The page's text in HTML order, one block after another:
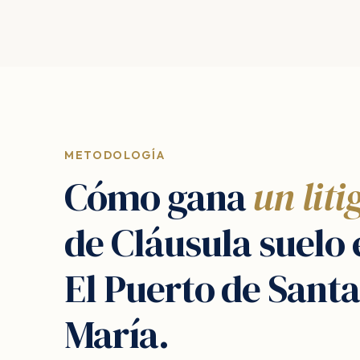
METODOLOGÍA
Cómo ganaun
de Cláusula suelo
El Puerto de Santa
María.